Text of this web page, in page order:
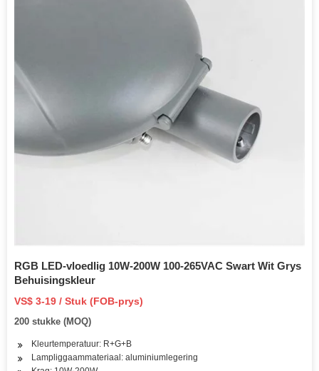
RGB LED-vloedlig 10W-200W 100-265VAC Swart Wit Grys
Behuisingskleur
VS$ 3-19 / Stuk (FOB-prys)
200 stukke (MOQ)
Kleurtemperatuur: R+G+B
Lampliggaammateriaal: aluminiumlegering